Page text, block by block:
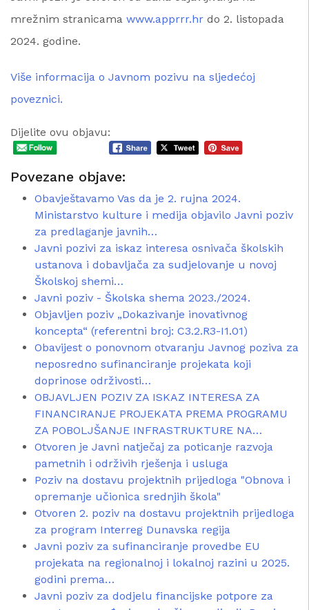
mrežnim stranicama www.apprrr.hr do 2. listopada
2024. godine.
Više informacija o Javnom pozivu na sljedećoj
poveznici.
Dijelite ovu objavu:
Povezane objave:
Obavještavamo Vas da je 2. rujna 2024.
Ministarstvo kulture i medija objavilo Javni poziv
za predlaganje javnih…
Javni pozivi za iskaz interesa osnivača školskih
ustanova i dobavljača za sudjelovanje u novoj
Školskoj shemi…
Javni poziv - Školska shema 2023./2024.
Objavljen poziv „Dokazivanje inovativnog
koncepta“ (referentni broj: C3.2.R3-I1.01)
Obavijest o ponovnom otvaranju Javnog poziva za
neposredno sufinanciranje projekata koji
doprinose održivosti…
OBJAVLJEN POZIV ZA ISKAZ INTERESA ZA
FINANCIRANJE PROJEKATA PREMA PROGRAMU
ZA POBOLJŠANJE INFRASTRUKTURE NA…
Otvoren je Javni natječaj za poticanje razvoja
pametnih i održivih rješenja i usluga
Poziv na dostavu projektnih prijedloga "Obnova i
opremanje učionica srednjih škola"
Otvoren 2. poziv na dostavu projektnih prijedloga
za program Interreg Dunavska regija
Javni poziv za sufinanciranje provedbe EU
projekata na regionalnoj i lokalnoj razini u 2025.
godini prema…
Javni poziv za dodjelu financijske potpore za